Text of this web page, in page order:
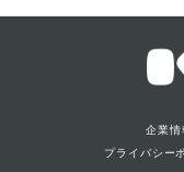
企業情
プライバシー